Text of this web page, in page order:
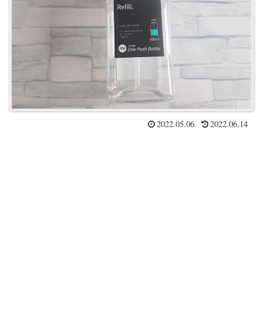
2022.05.06 2022.06.14